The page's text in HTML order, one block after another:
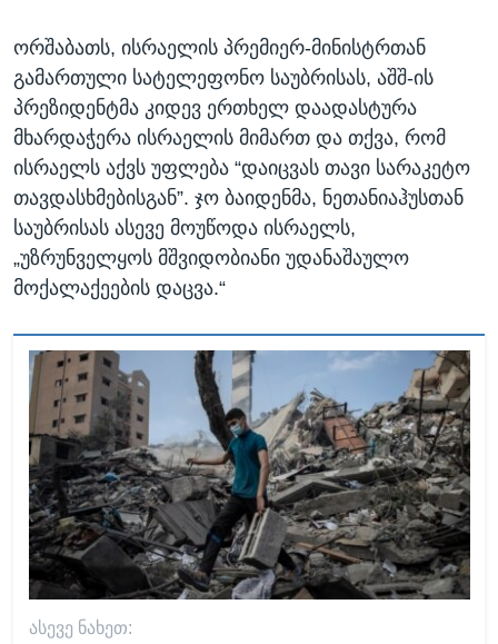
ორშაბათს, ისრაელის პრემიერ-მინისტრთან
გამართული სატელეფონო საუბრისას, აშშ-ის
პრეზიდენტმა კიდევ ერთხელ დაადასტურა
მხარდაჭერა ისრაელის მიმართ და თქვა, რომ
ისრაელს აქვს უფლება “დაიცვას თავი სარაკეტო
თავდასხმებისგან”. ჯო ბაიდენმა, ნეთანიაჰუსთან
საუბრისას ასევე მოუწოდა ისრაელს,
„უზრუნველყოს მშვიდობიანი უდანაშაულო
მოქალაქეების დაცვა.“
ᲐᲡᲔᲕᲔ ᲜᲐᲮᲔᲗ: